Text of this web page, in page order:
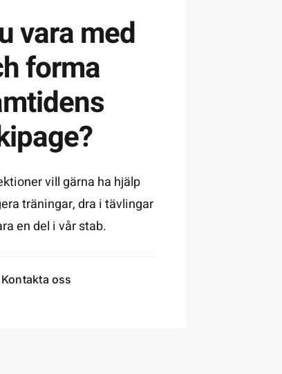
vara med
forma
vill gärna ha hjälp
träningar, dra i tävlingar
en del i vår stab.
Kontakta oss